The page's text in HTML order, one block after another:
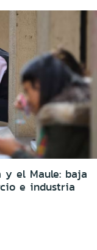
y el Maule: baja
e industria